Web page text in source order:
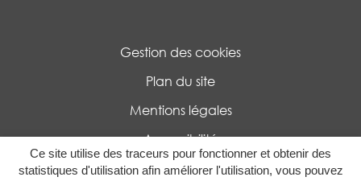
Ce site utilise des traceurs pour fonctionner et obtenir des
statistiques d'utilisation afin améliorer l'utilisation, vous pouvez
Gestion des cookies
Plan du site
Mentions légales
Accessibilité
Politique de confidentialité